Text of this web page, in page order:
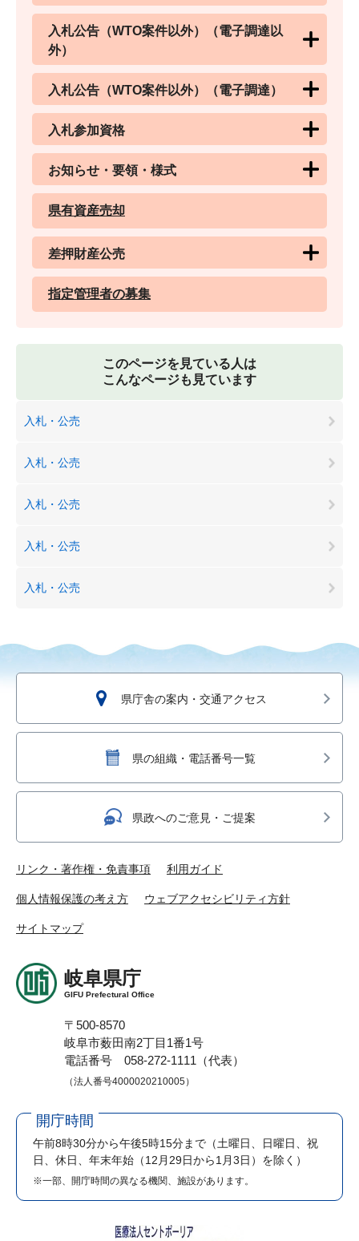
入札公告（WTO案件以外）（電子調達以
外）
入札公告（WTO案件以外）（電子調達）
入札参加資格
お知らせ・要領・様式
県有資産売却
差押財産公売
指定管理者の募集
このページを見ている人は
こんなページも見ています
入札・公売
入札・公売
入札・公売
入札・公売
入札・公売
県庁舎の案内・交通アクセス
県の組織・電話番号一覧
県政へのご意見・ご提案
リンク・著作権・免責事項 利用ガイド
個人情報保護の考え方 ウェブアクセシビリティ方針
サイトマップ
岐阜県庁
GIFU Prefectural Office
〒500-8570
岐阜市薮田南2丁目1番1号
電話番号 058-272-1111（代表）
（法人番号4000020210005）
開庁時間
午前8時30分から午後5時15分まで （土曜日、日曜日、祝
日、休日、年末年始（12月29日から1月3日）を除く）
※一部、開庁時間の異なる機関、施設があります。